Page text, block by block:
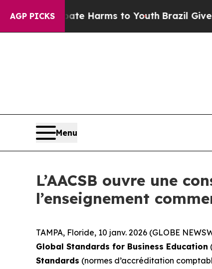
AGP PICKS
to Abate Harms to YouthBrazil Gives
Menu
L’AACSB ouvre une
l’enseignement
TAMPA, Floride, 10 janv. 2026 (GLOBE
Global Standards for Business Education
Standards (normes d’accréditation